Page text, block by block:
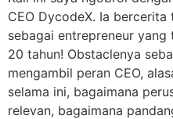
CEO DycodeX. Ia
sebagai entrepreneur
20 tahun! Obstaclenya
mengambil peran CEO,
selama ini, bagaimana
relevan, bagaimana